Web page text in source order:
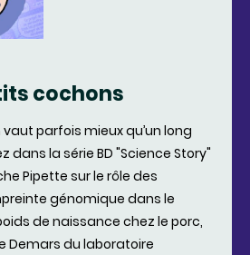
cochons
vaut parfois mieux qu’un long
dans la série BD "Science Story"
Pipette sur le rôle des
génomique dans le
de naissance chez le porc,
Demars du laboratoire